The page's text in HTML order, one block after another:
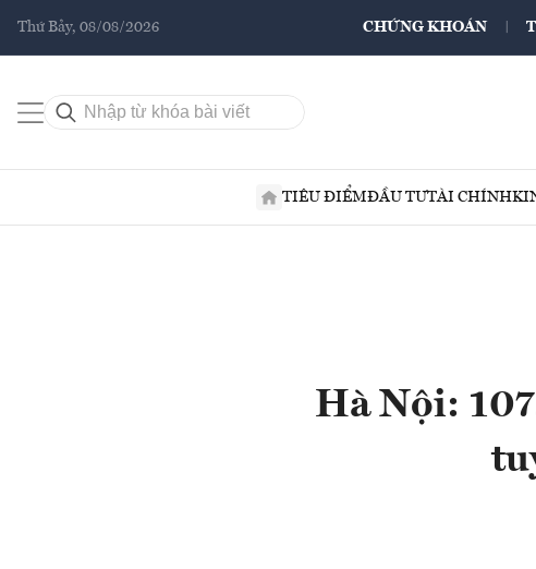
Thứ Bảy, 08/08/2026 CHỨNG KHOÁN
TIÊU ĐIỂMĐẦU TƯTÀI CHÍNH
Hà Nội: